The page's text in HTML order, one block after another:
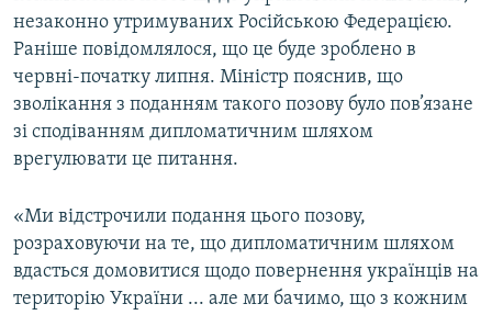
незаконно утримуваних Російською Федерацією.
Раніше повідомлялося, що це буде зроблено в
червні-початку липня. Міністр пояснив, що
зволікання з поданням такого позову було пов’язане
зі сподіванням дипломатичним шляхом
врегулювати це питання.
«Ми відстрочили подання цього позову,
розраховуючи на те, що дипломатичним шляхом
вдасться домовитися щодо повернення українців на
територію України ... але ми бачимо, що з кожним